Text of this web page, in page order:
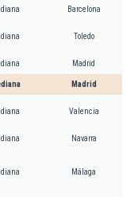
Barcelona
Toledo
Madrid
Madrid
Valencia
Navarra
Málaga